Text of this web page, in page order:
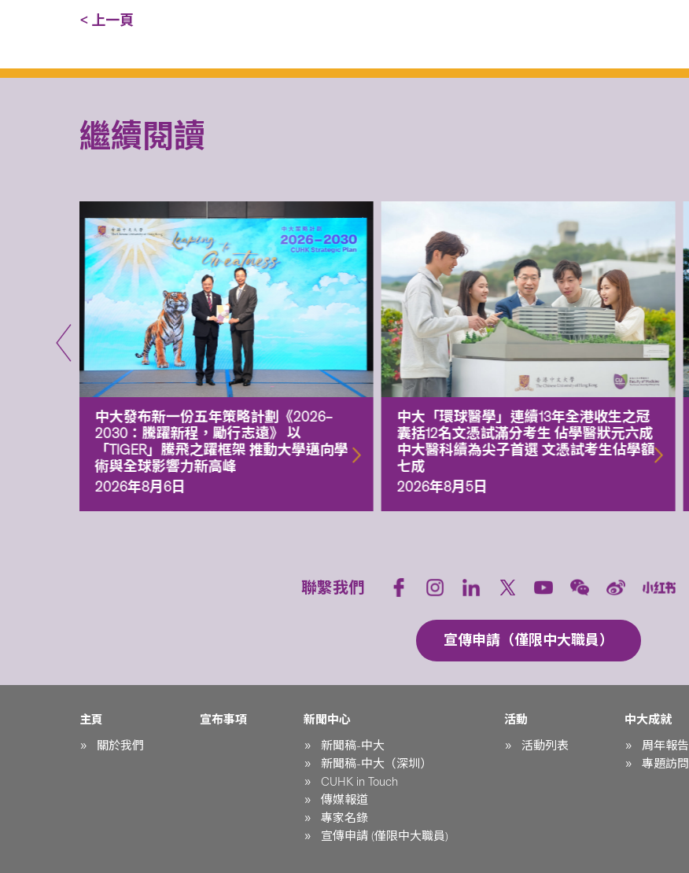
< 上一頁
繼續閱讀
中大發布新一份五年策略計劃《2026‒
2030：騰躍新程，勵行志遠》 以
「TIGER」騰飛之躍框架 推動大學邁向學
術與全球影響力新高峰
2026年8月6日
中大「環球醫學」連續13年全港收生之冠
囊括12名文憑試滿分考生 佔學醫狀元六成
中大醫科續為尖子首選 文憑試考生佔學額
七成
2026年8月5日
聯繫我們
宣傳申請（僅限中大職員）
主頁
關於我們
宣布事項
新聞中心
新聞稿-中大
新聞稿-中大（深圳）
CUHK in Touch
傳媒報道
專家名錄
宣傳申請 (僅限中大職員)
活動
活動列表
中大成就
周年報告
專題訪問